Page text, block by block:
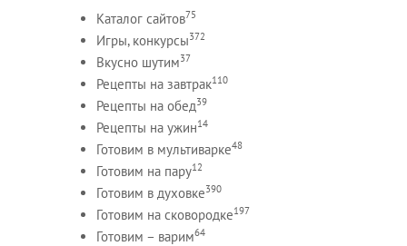
Каталог сайтов75
Игры, конкурсы372
Вкусно шутим37
Рецепты на завтрак110
Рецепты на обед39
Рецепты на ужин14
Готовим в мультиварке48
Готовим на пару12
Готовим в духовке390
Готовим на сковородке197
Готовим – варим64